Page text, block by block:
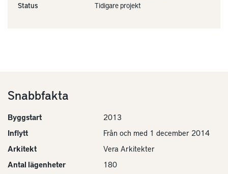
Status
Tidigare projekt
Snabbfakta
Byggstart
2013
Inflytt
Från och med 1 december 2014
Arkitekt
Vera Arkitekter
Antal lägenheter
180